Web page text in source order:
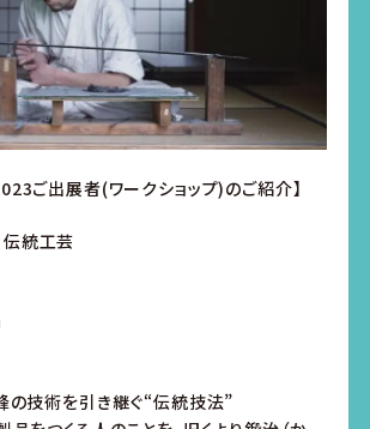
ご出展者(ワークショップ)のご紹介】
統工芸
の技術を引き継ぐ“伝統技法”